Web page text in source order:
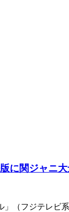
に関ジャニ
」（フジテレビ